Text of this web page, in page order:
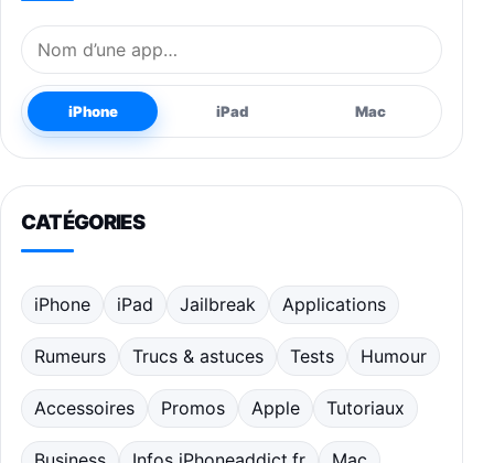
Nom de l’application
iPhone iPad Mac
CATÉGORIES
iPhone iPad Jailbreak Applications
Rumeurs Trucs & astuces Tests Humour
Accessoires Promos Apple Tutoriaux